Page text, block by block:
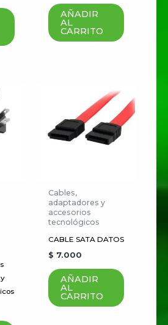
y sitio web en este
para la próxima vez
comentario.
AÑADIR
AL
CARRITO
Cables,
adaptadores y
accesorios
tecnológicos
CABLE SATA DATOS
$ 7.000
AÑADIR
AL
CARRITO